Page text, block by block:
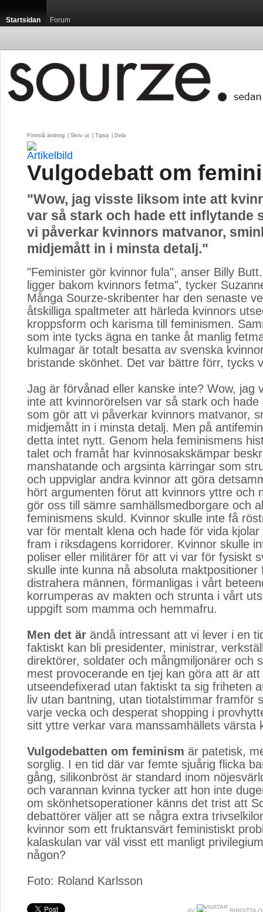
Startsidan Forum
Föreslå ändring Skriv ut Tipsa Dela
Vulgodebatt om
"Wow, jag visste liksom inte att
var så stark och hade ett inflytande
vi påverkar kvinnors matvanor,
midjemått in i minsta detalj."
"Feminister gör kvinnor fula", anser Billy
ligger bakom kvinnors fetma", tycker
Många Sourze-skribenter har den senaste
åtskilliga spaltmeter att härleda kvinnors
kroppsform och karisma till feminismen.
som inte tycks ägna en tanke åt manlig
kulmagar är totalt besatta av svenska
bristande skönhet. Det var bättre förr, tycks
Jag är förvånad eller kanske inte? Wow, jag
inte att kvinnorörelsen var så stark och hade
som gör att vi påverkar kvinnors matvanor,
midjemått in i minsta detalj. Men på
detta intet nytt. Genom hela feminismens
talet och framåt har kvinnosakskämpar
manshatande och argsinta kärringar som
och uppviglar andra kvinnor att göra
hört argumenten förut att kvinnors yttre och
gör oss till sämre samhällsmedborgare och
feminismens skuld. Kvinnor skulle inte få
var för mentalt klena och hade för vida
fram i riksdagens korridorer. Kvinnor skulle
poliser eller militärer för att vi var för fysiskt
skulle inte kunna nå absoluta maktpositioner
distrahera männen, förmanligas i vårt
korrumperas av makten och strunta i vårt
uppgift som mamma och hemmafru.
Men det är ändå intressant att vi lever i en
faktiskt kan bli presidenter, ministrar,
direktörer, soldater och mångmiljonärer och
mest provocerande en tjej kan göra att är
utseendefixerad utan faktiskt ta sig friheten
liv utan bantning, utan tiotalstimmar framför
varje vecka och desperat shopping i
sitt yttre verkar vara manssamhällets värsta
Vulgodebatten om feminism är patetisk,
sorglig. I en tid där var femte sjuårig flicka
gång, silikonbröst är standard inom
och varannan kvinna tycker att hon inte
om skönhetsoperationer känns det trist att
debattörer väljer att se några extra
kvinnor som ett fruktansvärt feministiskt
kalaskulan var väl visst ett manligt
någon?
Foto: Roland Karlsson
AV BIRGITTA